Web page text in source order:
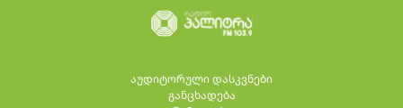
აუდიტორული დასკვნები
განცხადება